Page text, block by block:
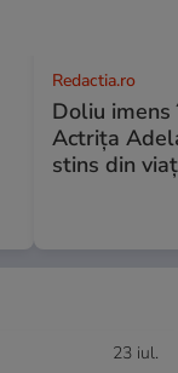
Redactia.ro
Doliu
Actrița
stins din
23 iul.